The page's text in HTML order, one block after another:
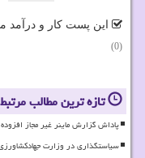
این پست کار و
(0)
تازه ترین مطالب مرتبط
پاداش گزارش ماینر غیر مجاز
سیاستگذاری در وزارت